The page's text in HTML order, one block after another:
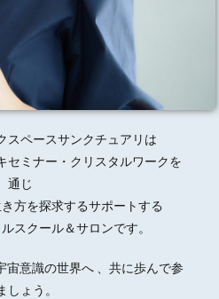
スペースサンクチュアリは
セミナー・クリスタルワークを
通じ
方を探求するサポートする
スクール＆サロンです。
宙意識の世界へ 、共に歩んで参
しょう。